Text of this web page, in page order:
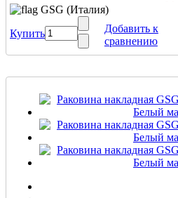
GSG (Италия)
Купить
Добавить к
сравнению